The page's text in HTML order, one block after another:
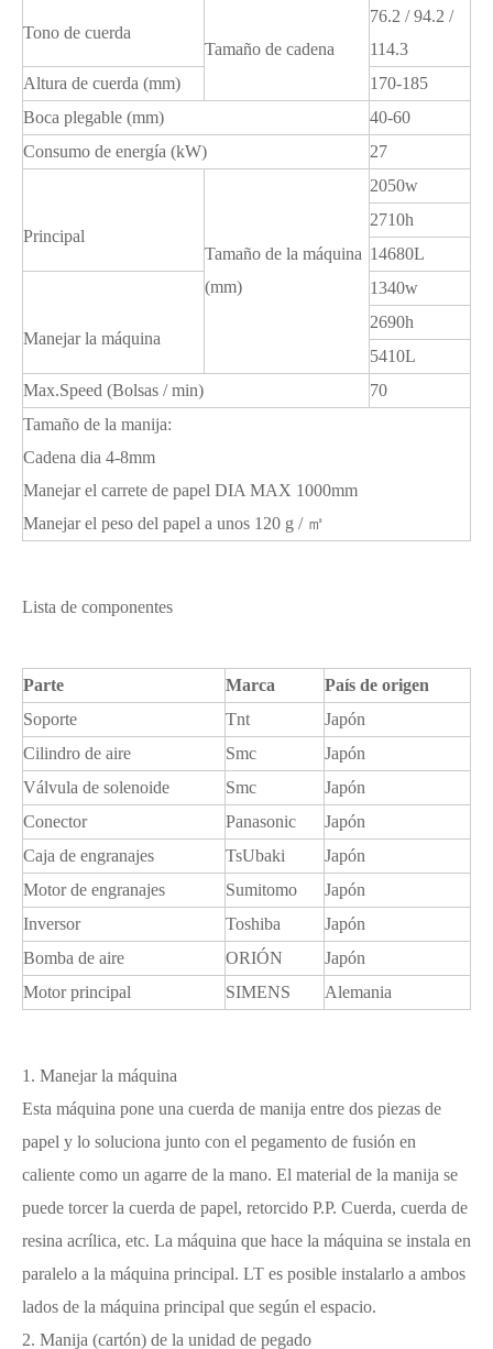
Tono de cuerda
Tamaño de cadena
76.2 / 94.2 /
114.3
Altura de cuerda (mm)
170-185
Boca plegable (mm)
40-60
Consumo de energía (kW)
27
Principal
Tamaño de la máquina
(mm)
2050w
2710h
14680L
Manejar la máquina
1340w
2690h
5410L
Max.Speed ​​(Bolsas / min)
70
Tamaño de la manija:
Cadena dia 4-8mm
Manejar el carrete de papel DIA MAX 1000mm
Manejar el peso del papel a unos 120 g / ㎡
Lista de componentes
Parte Marca
País de origen
Soporte
Tnt
Japón
Cilindro de aire
Smc
Japón
Válvula de solenoide
Smc
Japón
Conector
Panasonic
Japón
Caja de engranajes
TsUbaki
Japón
Motor de engranajes
Sumitomo
Japón
Inversor
Toshiba
Japón
Bomba de aire
ORIÓN
Japón
Motor principal
SIMENS Alemania
1. Manejar la máquina
Esta máquina pone una cuerda de manija entre dos piezas de
papel y lo soluciona junto con el pegamento de fusión en
caliente como un agarre de la mano. El material de la manija se
puede torcer la cuerda de papel, retorcido P.P. Cuerda, cuerda de
resina acrílica, etc. La máquina que hace la máquina se instala en
paralelo a la máquina principal. LT es posible instalarlo a ambos
lados de la máquina principal que según el espacio.
2. Manija (cartón) de la unidad de pegado